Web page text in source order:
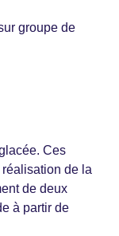
groupe de
Ces
de la
de deux
à partir de